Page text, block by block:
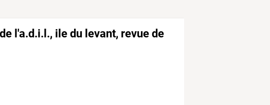
l'a.d.i.l., ile du levant, revue de